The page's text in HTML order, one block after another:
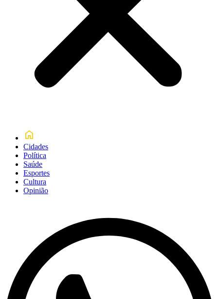
Cidades
Política
Saúde
Esportes
Cultura
Opinião